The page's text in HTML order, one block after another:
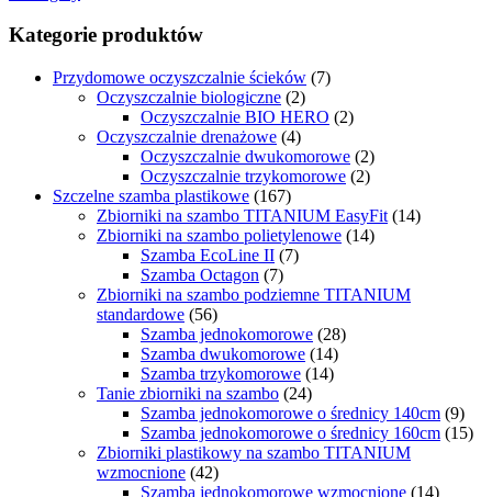
Kategorie produktów
Przydomowe oczyszczalnie ścieków (7)
Oczyszczalnie biologiczne (2)
Oczyszczalnie BIO HERO (2)
Oczyszczalnie drenażowe (4)
Oczyszczalnie dwukomorowe (2)
Oczyszczalnie trzykomorowe (2)
Szczelne szamba plastikowe (167)
Zbiorniki na szambo TITANIUM EasyFit (14)
Zbiorniki na szambo polietylenowe (14)
Szamba EcoLine II (7)
Szamba Octagon (7)
Zbiorniki na szambo podziemne TITANIUM
standardowe (56)
Szamba jednokomorowe (28)
Szamba dwukomorowe (14)
Szamba trzykomorowe (14)
Tanie zbiorniki na szambo (24)
Szamba jednokomorowe o średnicy 140cm (9)
Szamba jednokomorowe o średnicy 160cm (15)
Zbiorniki plastikowy na szambo TITANIUM
wzmocnione (42)
Szamba jednokomorowe wzmocnione (14)